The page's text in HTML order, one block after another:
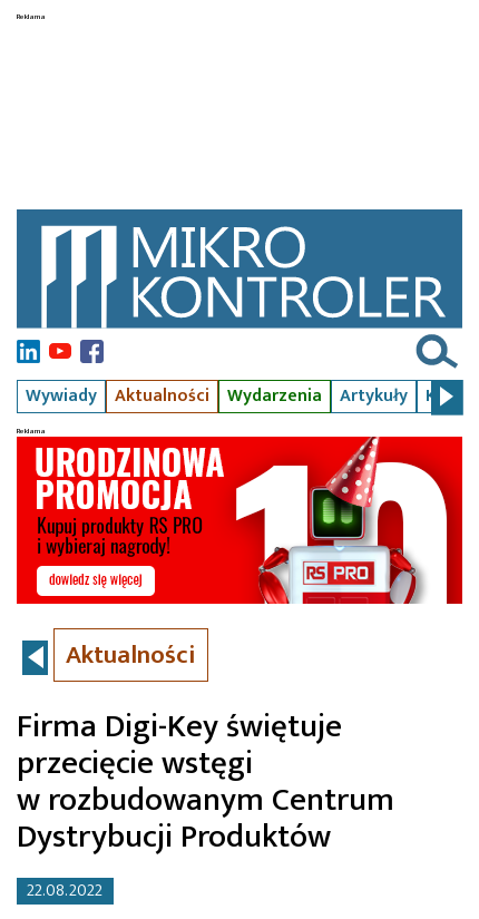
Wywiady Aktualności Wydarzenia Artykuły Kursy
Aktualności
Firma Digi-Key świętuje
przecięcie wstęgi
w rozbudowanym Centrum
Dystrybucji Produktów
22.08.2022